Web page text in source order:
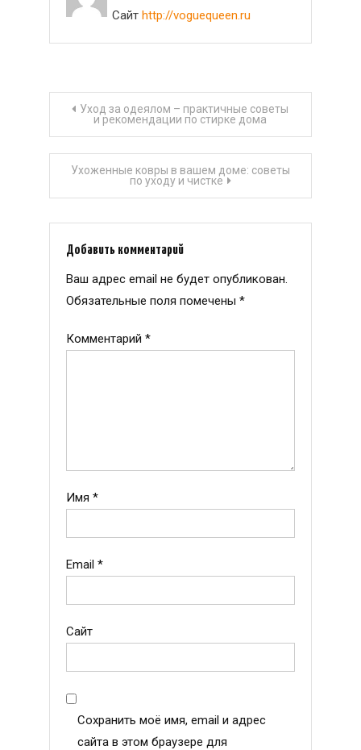
Сайт http://voguequeen.ru
Навигация
по
записям
Уход за одеялом – практичные советы
и рекомендации по стирке дома
Ухоженные ковры в вашем доме: советы
по уходу и чистке
Добавить комментарий
Ваш адрес email не будет опубликован.
Обязательные поля помечены *
Комментарий *
Имя *
Email *
Сайт
Сохранить моё имя, email и адрес
сайта в этом браузере для